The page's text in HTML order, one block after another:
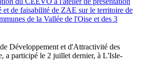
Développement et d'Attractivité des
a participé le 2 juillet dernier, à L'Isle-